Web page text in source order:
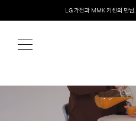
LG 가전과 MMK 키친의 만남.